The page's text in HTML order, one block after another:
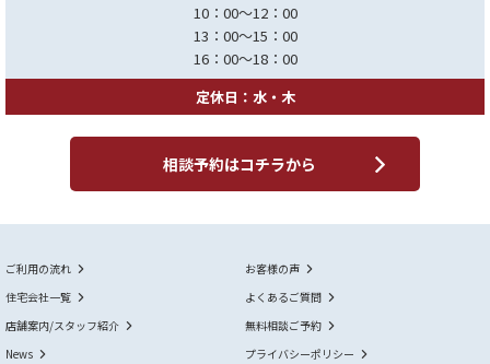
10：00～12：00
13：00～15：00
16：00～18：00
定休日：水・木
相談予約はコチラから
ご利用の流れ
お客様の声
住宅会社一覧
よくあるご質問
店舗案内/スタッフ紹介
無料相談ご予約
News
プライバシーポリシー